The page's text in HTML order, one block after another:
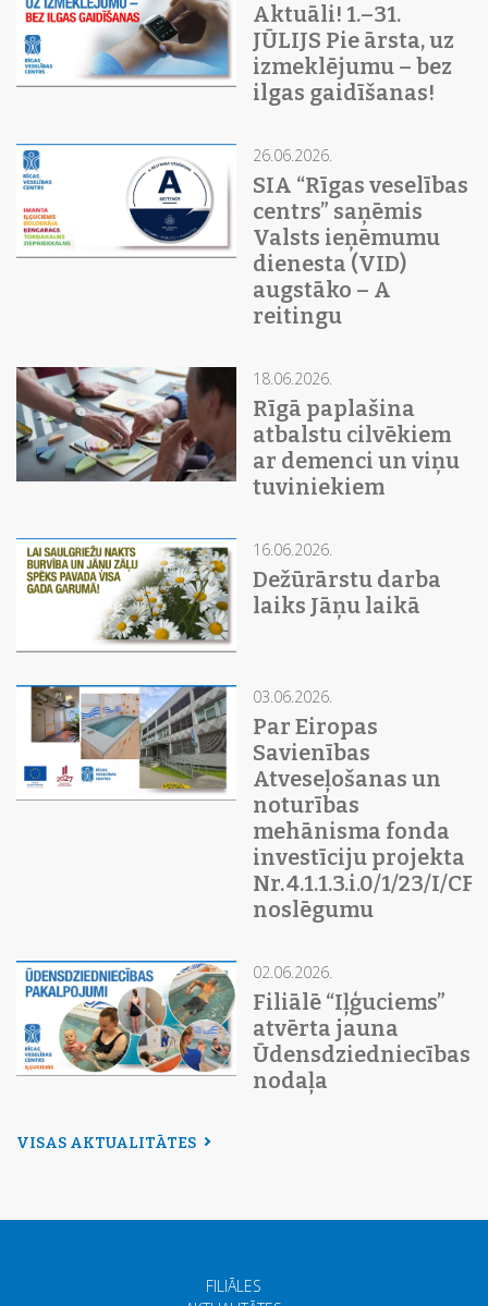
Aktuāli! 1.–31.
JŪLIJS Pie ārsta, uz
izmeklējumu – bez
ilgas gaidīšanas!
26.06.2026.
SIA “Rīgas veselības
centrs” saņēmis
Valsts ieņēmumu
dienesta (VID)
augstāko – A
reitingu
18.06.2026.
Rīgā paplašina
atbalstu cilvēkiem
ar demenci un viņu
tuviniekiem
16.06.2026.
Dežūrārstu darba
laiks Jāņu laikā
03.06.2026.
Par Eiropas
Savienības
Atveseļošanas un
noturības
mehānisma fonda
investīciju projekta
Nr. 4.1.1.3.i.0/1/23/I/
noslēgumu
02.06.2026.
Filiālē “Iļģuciems”
atvērta jauna
Ūdensdziedniecības
nodaļa
VISAS AKTUALITĀTES
FILIĀLES